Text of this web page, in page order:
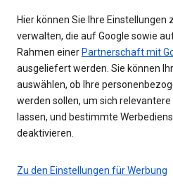
Hier können Sie Ihre Einstellungen
verwalten, die auf Google sowie
Rahmen einer Partnerschaft mit
ausgeliefert werden. Sie können
auswählen, ob Ihre
werden sollen, um sich
lassen, und bestimmte
deaktivieren.
Zu den Einstellungen für Werbung